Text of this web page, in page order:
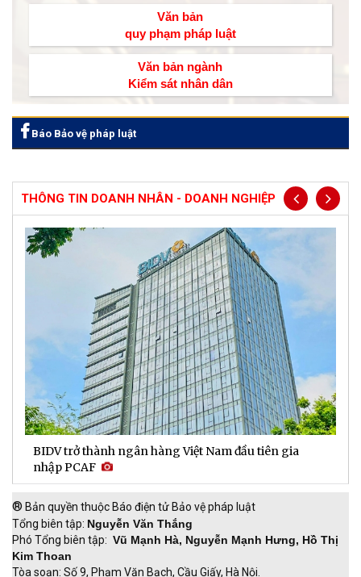
Văn bản
quy phạm pháp luật
Văn bản ngành
Kiểm sát nhân dân
Báo Bảo vệ pháp luật
THÔNG TIN DOANH NHÂN - DOANH NGHIỆP
BIDV trở thành ngân hàng Việt Nam đầu tiên gia
nhập PCAF
® Bản quyền thuộc Báo điện tử Bảo vệ pháp luật
Tổng biên tập: Nguyễn Văn Thắng
Phó Tổng biên tập: Vũ Mạnh Hà, Nguyễn Mạnh Hưng, Hồ Thị
Kim Thoan
Tòa soạn: Số 9, Phạm Văn Bạch, Cầu Giấy, Hà Nội.